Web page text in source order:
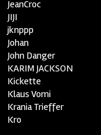
JeanCroc
JIJI
jknppp
Johan
John Danger
KARIM JACKSON
Kickette
Klaus Vomi
Krania Trieffer
Kro